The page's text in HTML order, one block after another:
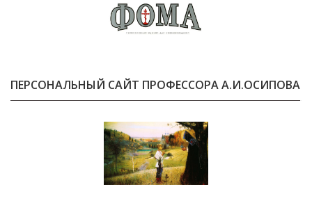
ПЕРСОНАЛЬНЫЙ САЙТ ПРОФЕССОРА А.И.ОСИПОВА